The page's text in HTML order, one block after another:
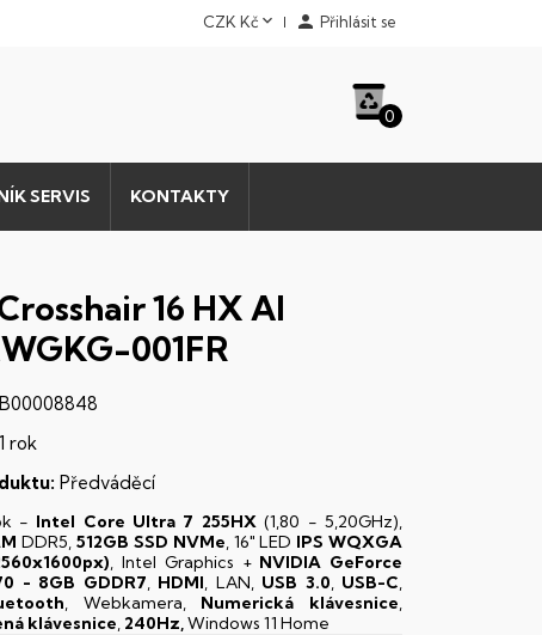
CZK Kč  Přihlásit se
0
SERVIS KONTAKTY
16 HX AI
001FR
1 rok
Předváděcí
- Intel Core Ultra 7 255HX(1,80 - 5,20GHz),
DDR5,512GB SSD NVMe, 16" LED IPS WQXGA
, Intel Graphics + NVIDIA GeForce
- 8GB GDDR7, HDMI, LAN, USB 3.0, USB-C,
, Webkamera, Numerická klávesnice,
klávesnice, 240Hz,Windows 11 Home